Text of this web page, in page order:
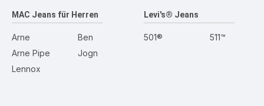
MAC Jeans für Herren
Arne
Arne Pipe
Lennox
Ben
Jogn
Levi's® Jeans
501® 511™